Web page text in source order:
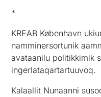
*
KREAB København
namminersortunik
avataanilu politikkimik
ingerlataqartartuuvoq.
Kalaallit Nunaanni